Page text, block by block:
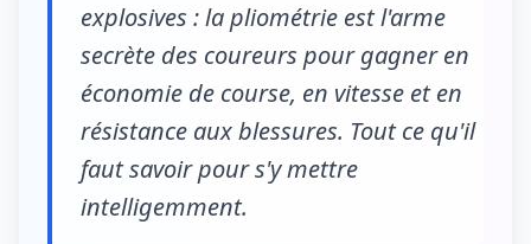
explosives : la pliométrie est l'arme
secrète des coureurs pour gagner en
économie de course, en vitesse et en
résistance aux blessures. Tout ce qu'il
faut savoir pour s'y mettre
intelligemment.